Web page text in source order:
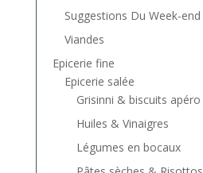
Suggestions Du Week-end
Viandes
Epicerie fine
Epicerie salée
Grisinni & biscuits apéro
Huiles & Vinaigres
Légumes en bocaux